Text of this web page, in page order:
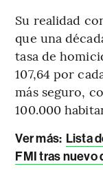
Su realidad
que una
tasa de
107,64 por
más seguro,
100.000
Ver más: Lista
FMI tras nuevo